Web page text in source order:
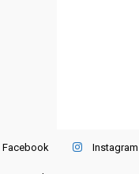
Facebook Instagram